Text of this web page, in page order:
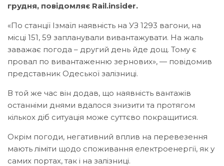
грудня, повідомляє Rail.insider.
«По станції Ізмаїл наявність на УЗ 1293 вагони, на
місці 151, 59 запланували вивантажувати. На жаль
заважає погода – другий день йде дощ. Тому є
провал по вивантаженню зернових», — повідомив
представник Одеської залізниці.
В той же час він додав, що наявність вантажів
останніми днями вдалося знизити та протягом
кількох діб ситуація може суттєво покращитися.
Окрім погоди, негативний вплив на перевезення
мають ліміти щодо споживання електроенергії, як у
самих портах, так і на залізниці.